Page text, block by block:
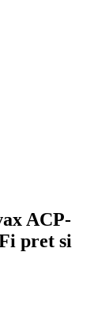
ACP-
pret si